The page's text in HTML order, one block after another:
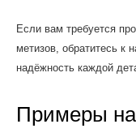
Если вам требуется
метизов, обратитесь к
надёжность каждой
Примеры